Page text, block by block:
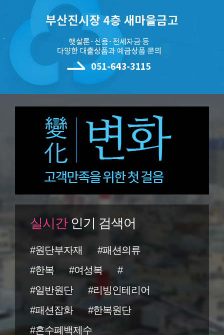
실시간인기 검색어
#원단부자재
#패션의류
#한복
#여성복
#
#일반원단
#리빙인테리어
#패션잡화
#한복원단
#혼수폐백제수